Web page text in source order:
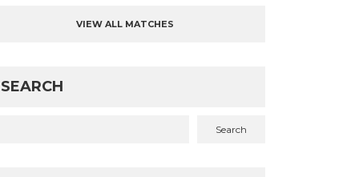
VIEW ALL MATCHES
SEARCH
Search